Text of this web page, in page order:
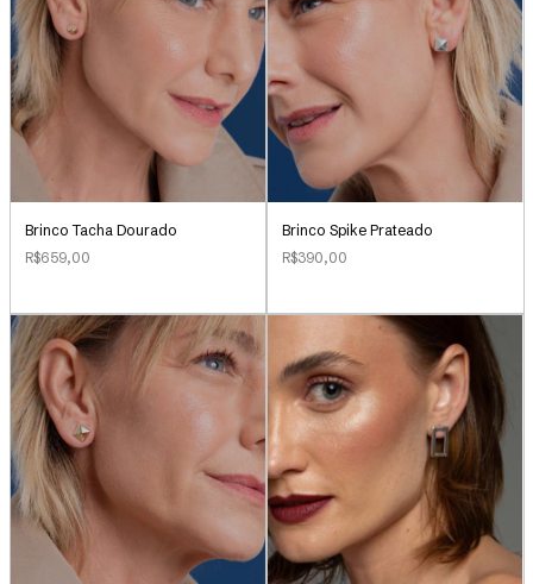
Brinco Tacha Dourado
R$659,00
Brinco Spike Prateado
R$390,00